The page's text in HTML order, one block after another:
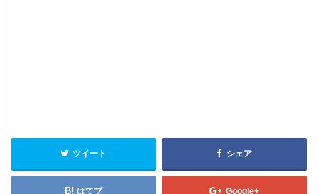
ツイート シェア
はてブ Google+